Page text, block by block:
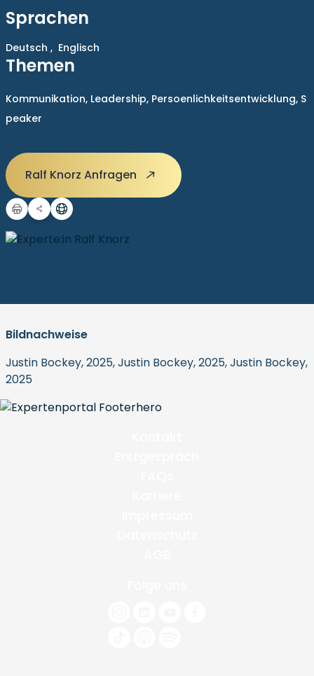
Sprachen
Deutsch , Englisch
Themen
Kommunikation, Leadership, Persoenlichkeitsentwicklung, S
peaker
Ralf Knorz Anfragen
Bildnachweise
Justin Bockey, 2025, Justin Bockey, 2025, Justin Bockey,
2025